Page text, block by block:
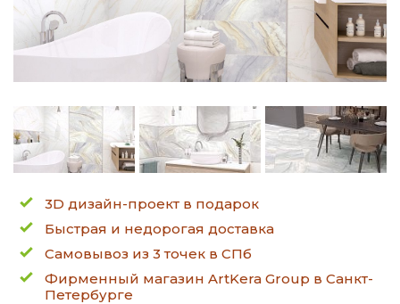
3D дизайн-проект в подарок
Быстрая и недорогая доставка
Самовывоз из 3 точек в СПб
Фирменный магазин ArtKera Group в Санкт-
Петербурге